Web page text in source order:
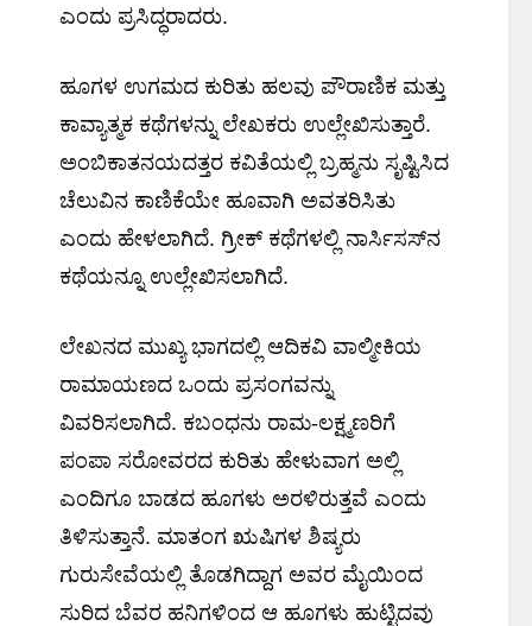
ಎಂದು ಪ್ರಸಿದ್ಧರಾದರು.
ಹೂಗಳ ಉಗಮದ ಕುರಿತು ಹಲವು ಪೌರಾಣಿಕ ಮತ್ತು
ಕಾವ್ಯಾತ್ಮಕ ಕಥೆಗಳನ್ನು ಲೇಖಕರು ಉಲ್ಲೇಖಿಸುತ್ತಾರೆ.
ಅಂಬಿಕಾತನಯದತ್ತರ ಕವಿತೆಯಲ್ಲಿ ಬ್ರಹ್ಮನು ಸೃಷ್ಟಿಸಿದ
ಚೆಲುವಿನ ಕಾಣಿಕೆಯೇ ಹೂವಾಗಿ ಅವತರಿಸಿತು
ಎಂದು ಹೇಳಲಾಗಿದೆ. ಗ್ರೀಕ್ ಕಥೆಗಳಲ್ಲಿ ನಾರ್ಸಿಸಸ್‌ನ
ಕಥೆಯನ್ನೂ ಉಲ್ಲೇಖಿಸಲಾಗಿದೆ.
ಲೇಖನದ ಮುಖ್ಯ ಭಾಗದಲ್ಲಿ ಆದಿಕವಿ ವಾಲ್ಮೀಕಿಯ
ರಾಮಾಯಣದ ಒಂದು ಪ್ರಸಂಗವನ್ನು
ವಿವರಿಸಲಾಗಿದೆ. ಕಬಂಧನು ರಾಮ-ಲಕ್ಷ್ಮಣರಿಗೆ
ಪಂಪಾ ಸರೋವರದ ಕುರಿತು ಹೇಳುವಾಗ ಅಲ್ಲಿ
ಎಂದಿಗೂ ಬಾಡದ ಹೂಗಳು ಅರಳಿರುತ್ತವೆ ಎಂದು
ತಿಳಿಸುತ್ತಾನೆ. ಮಾತಂಗ ಋಷಿಗಳ ಶಿಷ್ಯರು
ಗುರುಸೇವೆಯಲ್ಲಿ ತೊಡಗಿದ್ದಾಗ ಅವರ ಮೈಯಿಂದ
ಸುರಿದ ಬೆವರ ಹನಿಗಳಿಂದ ಆ ಹೂಗಳು ಹುಟ್ಟಿದವು